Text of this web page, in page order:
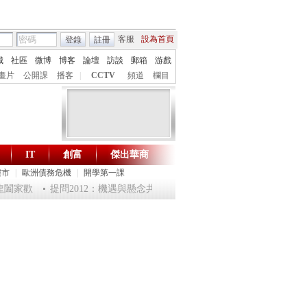
客服 設為首頁
登錄 註冊
社區 微博 博客 論壇 訪談 郵箱
游戲
片
公開課 播客 CCTV 頻道 欄目
財智生活 一鍵通達
歐洲債務危機 開學第一課
IT 創富 傑出華商
家歡 提問2012：機遇與懸念共存